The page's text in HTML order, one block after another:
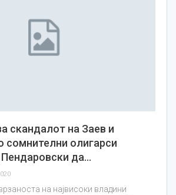
скандалот на Заев и
сомнителни олигарси
да…
на највисоки владини